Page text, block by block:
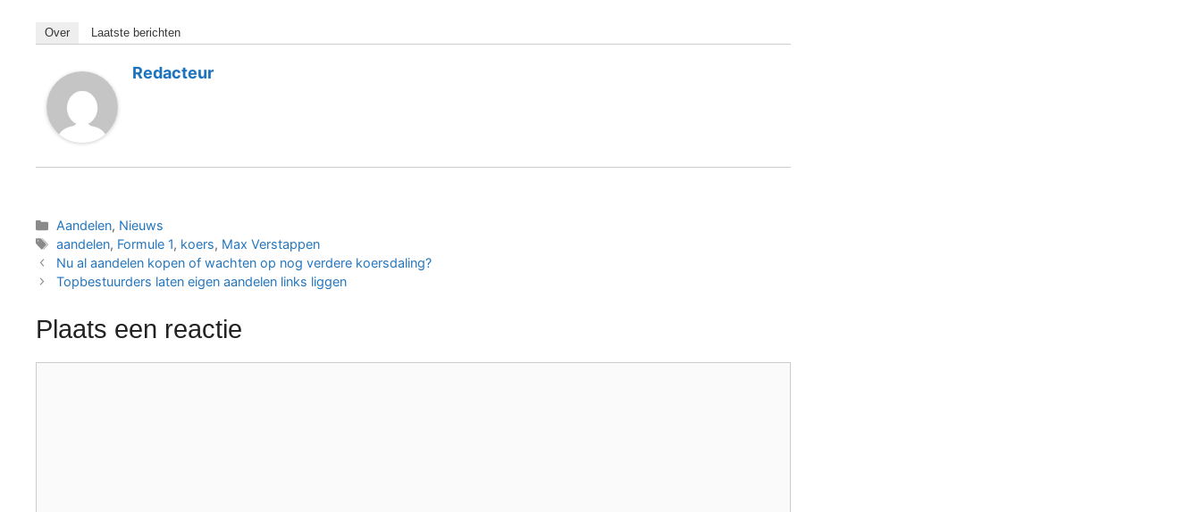
Over Laatste berichten
Redacteur
Categorieën
Aandelen, Nieuws
Tags
aandelen, Formule 1, koers, Max Verstappen
Nu al aandelen kopen of wachten op nog verdere koersdaling?
Topbestuurders laten eigen aandelen links liggen
Plaats een reactie